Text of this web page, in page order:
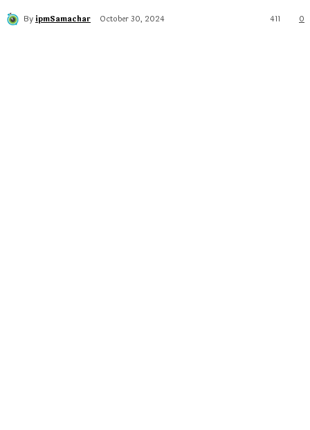
By ipmSamachar October 30, 2024 0
411